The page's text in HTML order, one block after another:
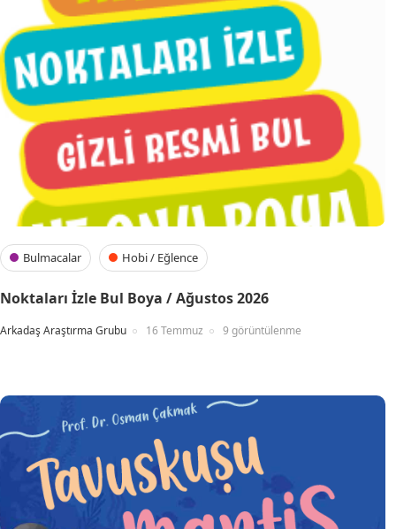
Bulmacalar Hobi / Eğlence
Noktaları İzle Bul Boya / Ağustos 2026
Arkadaş Araştırma Grubu 16 Temmuz 9 görüntülenme